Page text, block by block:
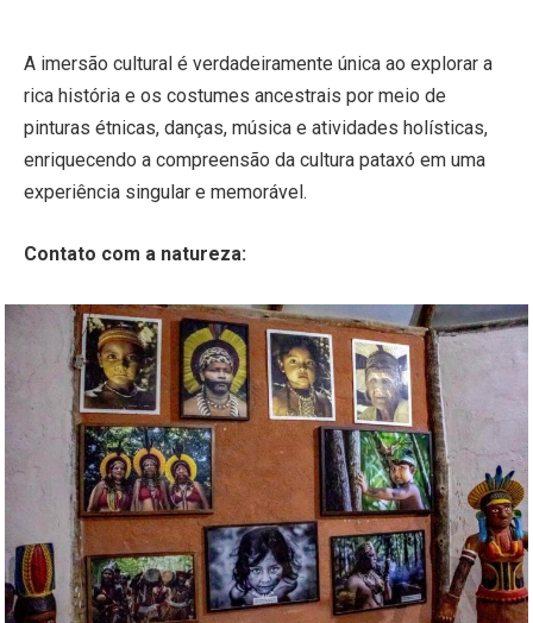
A imersão cultural é verdadeiramente única ao explorar a
rica história e os costumes ancestrais por meio de
pinturas étnicas, danças, música e atividades holísticas,
enriquecendo a compreensão da cultura pataxó em uma
experiência singular e memorável.
Contato com a natureza: